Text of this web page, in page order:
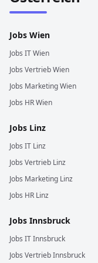
Jobs Wien
Jobs ITWien
Jobs VertriebWien
Jobs MarketingWien
Jobs HRWien
Jobs Linz
Jobs IT Linz
Jobs Vertrieb Linz
Jobs Marketing Linz
Jobs HR Linz
Jobs Innsbruck
Jobs ITInnsbruck
Jobs VertriebInnsbruck